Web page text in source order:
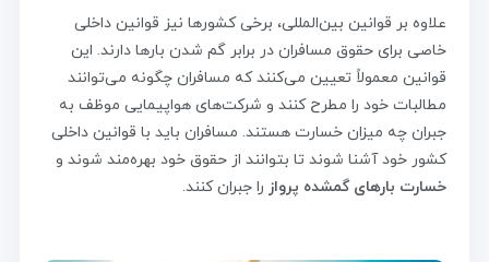
علاوه بر قوانین بین‌المللی، برخی کشورها نیز قوانین داخلی
خاصی برای حقوق مسافران در برابر گم شدن بارها دارند. این
قوانین معمولاً تعیین می‌کنند که مسافران چگونه می‌توانند
مطالبات خود را مطرح کنند و شرکت‌های هواپیمایی موظف به
جبران چه میزان خسارت هستند. مسافران باید با قوانین داخلی
کشور خود آشنا شوند تا بتوانند از حقوق خود بهره‌مند شوند و
خسارت بارهای گمشده پرواز را جبران کنند.